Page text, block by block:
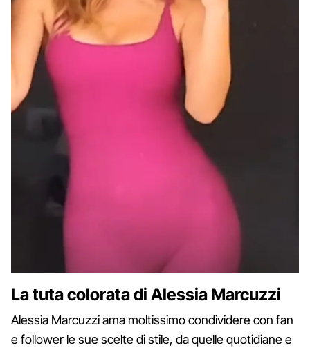
La tuta colorata di Alessia Marcuzzi
Alessia Marcuzzi ama moltissimo condividere con fan
e follower le sue scelte di stile, da quelle quotidiane e